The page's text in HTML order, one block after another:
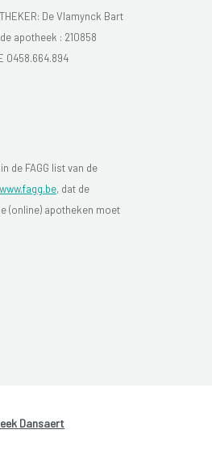
De Vlamynck Bart
de apotheek : 210858
0458.664.894
de FAGG list van de
www.fagg.be, dat de
(online) apotheken moet
Dansaert